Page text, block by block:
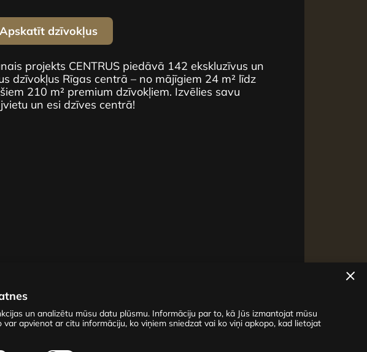
un analizētu mūsu datu plūsmu. Informāciju par to, kā Jūs izmantojat mūsu
apvienot ar citu informāciju, ko viņiem sniedzat vai ko viņi apkopo, kad lietojat
Apskatīt dzīvokļus
projekts CENTRUS piedāvā 142 ekskluzīvus un
dzīvokļus Rīgas centrā – no mājīgiem 24 m² līdz
210 m² premium dzīvokļiem. Izvēlies savu
un esi dzīves centrā!